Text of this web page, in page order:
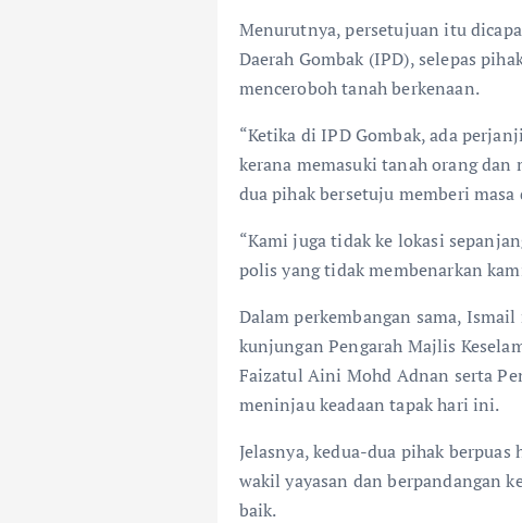
Menurutnya, persetujuan itu
Daerah Gombak (IPD), selepas
menceroboh tanah berkenaan.
“Ketika di IPD Gombak, ada
kerana memasuki tanah orang dan
dua pihak bersetuju memberi masa
“Kami juga tidak ke lokasi
polis yang tidak membenarkan
Dalam perkembangan sama,
kunjungan Pengarah Majlis
Faizatul Aini Mohd Adnan serta
meninjau keadaan tapak hari ini.
Jelasnya, kedua-dua pihak
wakil yayasan dan berpandangan
baik.